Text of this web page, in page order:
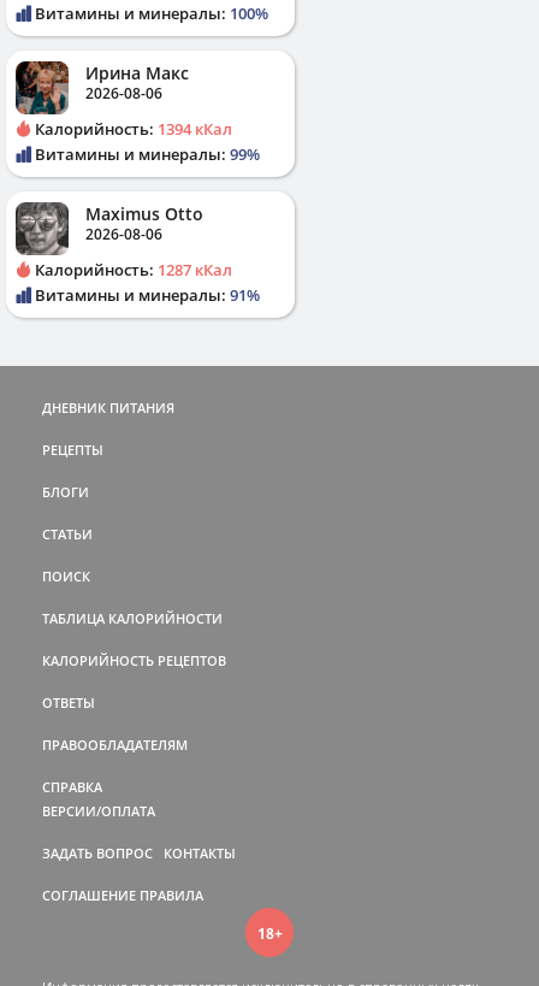
Витамины и минералы: 100%
Ирина Макс
2026-08-06
Калорийность: 1394 кКал
Витамины и минералы: 99%
Maximus Otto
2026-08-06
Калорийность: 1287 кКал
Витамины и минералы: 91%
ДНЕВНИК ПИТАНИЯ
РЕЦЕПТЫ
БЛОГИ
СТАТЬИ
ПОИСК
ТАБЛИЦА КАЛОРИЙНОСТИ
КАЛОРИЙНОСТЬ РЕЦЕПТОВ
ОТВЕТЫ
ПРАВООБЛАДАТЕЛЯМ
СПРАВКА
ВЕРСИИ/ОПЛАТА
ЗАДАТЬ ВОПРОС КОНТАКТЫ
СОГЛАШЕНИЕ ПРАВИЛА
18+